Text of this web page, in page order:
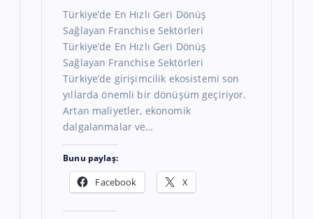
Türkiye’de En Hızlı Geri Dönüş
Sağlayan Franchise Sektörleri
Türkiye’de En Hızlı Geri Dönüş
Sağlayan Franchise Sektörleri
Türkiye’de girişimcilik ekosistemi son
yıllarda önemli bir dönüşüm geçiriyor.
Artan maliyetler, ekonomik
dalgalanmalar ve…
Bunu paylaş:
Facebook X